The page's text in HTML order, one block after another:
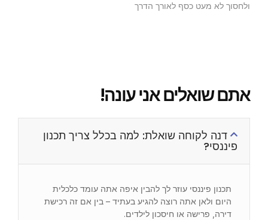
ולחסוך לא מעט כסף לאורך הדרך
אתם שואלים אני עונה!
דנה לקוחה שואלת: למה בכלל צריך תכנון
פיננסי?
תכנון פיננסי עוזר לך להבין איפה אתה עומד כלכלית
היום ולאן אתה רוצה להגיע בעתיד – בין אם זה רכישת
דירה, פרישה או חיסכון לילדים.